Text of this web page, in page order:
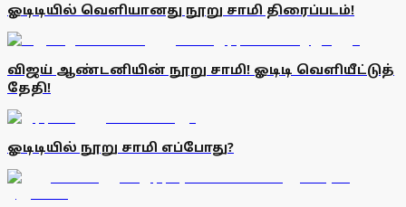
ஓடிடியில் வெளியானது நூறு சாமி திரைப்படம்!
விஜய் ஆண்டனியின் நூறு சாமி! ஓடிடி வெளியீட்டுத்
தேதி!
ஓடிடியில் நூறு சாமி எப்போது?